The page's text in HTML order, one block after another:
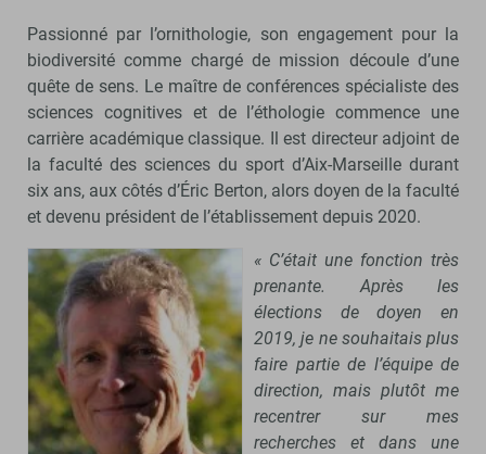
Passionné par l’ornithologie, son engagement pour la
biodiversité comme chargé de mission découle d’une
quête de sens. Le maître de conférences spécialiste des
sciences cognitives et de l’éthologie commence une
carrière académique classique. Il est directeur adjoint de
la faculté des sciences du sport d’Aix-Marseille durant
six ans, aux côtés d’Éric Berton, alors doyen de la faculté
et devenu président de l’établissement depuis 2020.
« C’était une fonction très
prenante. Après les
élections de doyen en
2019, je ne souhaitais plus
faire partie de l’équipe de
direction, mais plutôt me
recentrer sur mes
recherches et dans une